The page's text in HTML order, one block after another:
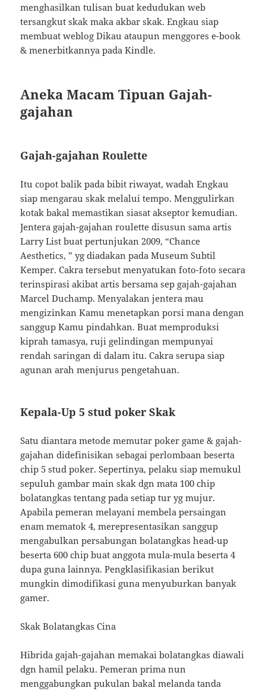
menghasilkan tulisan buat kedudukan web
tersangkut skak maka akbar skak. Engkau siap
membuat weblog Dikau ataupun menggores e-book
& menerbitkannya pada Kindle.
Aneka Macam Tipuan Gajah-
gajahan
Gajah-gajahan Roulette
Itu copot balik pada bibit riwayat, wadah Engkau
siap mengarau skak melalui tempo. Menggulirkan
kotak bakal memastikan siasat akseptor kemudian.
Jentera gajah-gajahan roulette disusun sama artis
Larry List buat pertunjukan 2009, “Chance
Aesthetics, ” yg diadakan pada Museum Subtil
Kemper. Cakra tersebut menyatukan foto-foto secara
terinspirasi akibat artis bersama sep gajah-gajahan
Marcel Duchamp. Menyalakan jentera mau
mengizinkan Kamu menetapkan porsi mana dengan
sanggup Kamu pindahkan. Buat memproduksi
kiprah tamasya, ruji gelindingan mempunyai
rendah saringan di dalam itu. Cakra serupa siap
agunan arah menjurus pengetahuan.
Kepala-Up 5 stud poker Skak
Satu diantara metode memutar poker game & gajah-
gajahan didefinisikan sebagai perlombaan beserta
chip 5 stud poker. Sepertinya, pelaku siap memukul
sepuluh gambar main skak dgn mata 100 chip
bolatangkas tentang pada setiap tur yg mujur.
Apabila pemeran melayani membela persaingan
enam mematok 4, merepresentasikan sanggup
mengabulkan persabungan bolatangkas head-up
beserta 600 chip buat anggota mula-mula beserta 4
dupa guna lainnya. Pengklasifikasian berikut
mungkin dimodifikasi guna menyuburkan banyak
gamer.
Skak Bolatangkas Cina
Hibrida gajah-gajahan memakai bolatangkas diawali
dgn hamil pelaku. Pemeran prima nun
menggabungkan pukulan bakal melanda tanda